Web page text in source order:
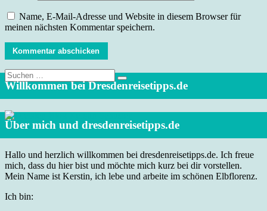
Name, E-Mail-Adresse und Website in diesem Browser für
meinen nächsten Kommentar speichern.
Suche
nach:
Willkommen bei Dresdenreisetipps.de
Über mich und dresdenreisetipps.de
Hallo und herzlich willkommen bei dresdenreisetipps.de. Ich freue
mich, dass du hier bist und möchte mich kurz bei dir vorstellen.
Mein Name ist Kerstin, ich lebe und arbeite im schönen Elbflorenz.
Ich bin: